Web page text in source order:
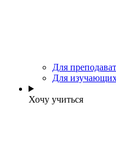
Для
Для
Хочу учиться